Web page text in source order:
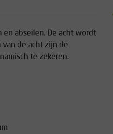
en abseilen. De acht wordt
de acht zijn de
te zekeren.